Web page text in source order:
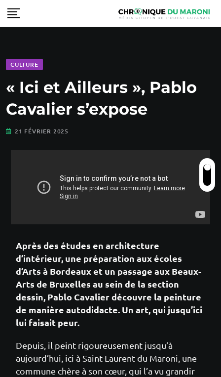
CULTURE
« Ici et Ailleurs », Pablo
Cavalier s’expose
21 FÉVRIER 2025
Après des études en architecture
d’intérieur, une préparation aux écoles
d’Arts à Bordeaux et un passage aux Beaux-
Arts de Bruxelles au sein de la section
dessin, Pablo Cavalier découvre la peinture
de manière autodidacte. Un art, qui jusqu’ici
lui faisait peur.
Depuis, il peint rigoureusement jusqu’à
aujourd’hui, ici à Saint-Laurent du Maroni, une
commune chère à son cœur, qui l’a vu grandir